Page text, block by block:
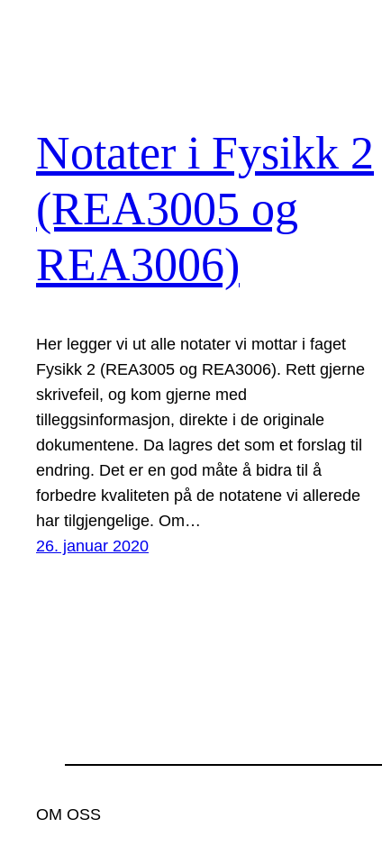
Notater i Fysikk 2
(REA3005 og
REA3006)
Her legger vi ut alle notater vi mottar i faget
Fysikk 2 (REA3005 og REA3006). Rett gjerne
skrivefeil, og kom gjerne med
tilleggsinformasjon, direkte i de originale
dokumentene. Da lagres det som et forslag til
endring. Det er en god måte å bidra til å
forbedre kvaliteten på de notatene vi allerede
har tilgjengelige. Om…
26. januar 2020
OM OSS